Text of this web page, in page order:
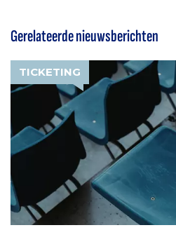
Gerelateerde nieuwsberichten
TICKETING